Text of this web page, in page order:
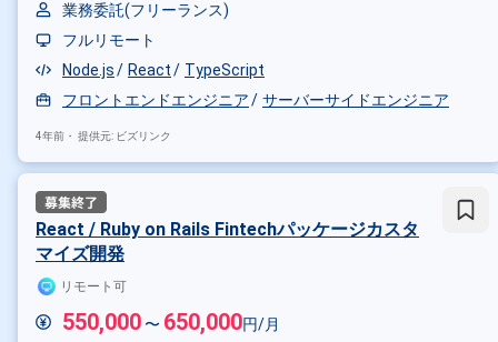
業務委託(フリーランス)
フルリモート
Node.js
React
TypeScript
フロントエンドエンジニア
サーバーサイドエンジニア
4年前・ 提供元: ビズリンク
React / Ruby on Rails Fintechパッケージカスタ
マイズ開発
リモート可
550,000 〜 650,000円/月
特徴で絞り込む
React × 副業 React × 在宅・リ
その他の条件で検索する
その他開発言語・スキルから探す
フロントエンドエンジニア